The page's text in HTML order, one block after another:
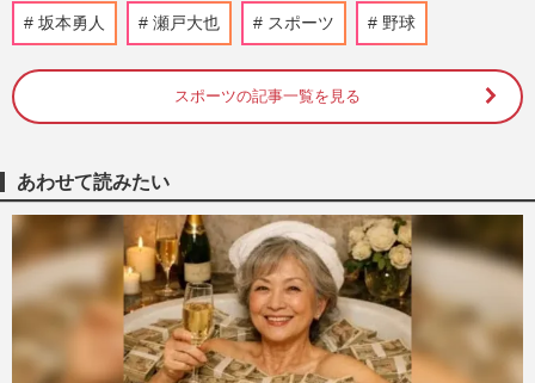
則本昂大・坂本勇人らベテラン躍動で巨人
勝利も…９人中５人が30代のスタメンが示
2026/6/4
ッチの広島カープ・坂倉将吾にファン熱視
線も、15億円・FA捕手の甲…
週刊女性PRIME
巨人・坂本勇人、代打起用も得意コース空
振り三振で「リチャードと入れ替え二軍」
囁かれる“引退一直線”の…
週刊女性PRIME 2026/5/9
坂本勇人 瀬戸大也 スポーツ 野球
スポーツの記事一覧を見る
あわせて読みたい